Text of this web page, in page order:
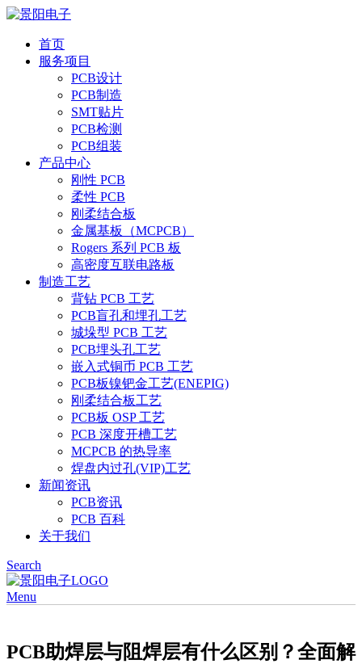
首页
服务项目
PCB设计
PCB制造
SMT贴片
PCB检测
PCB组装
产品中心
刚性 PCB
柔性 PCB
刚柔结合板
金属基板（MCPCB）
Rogers 系列 PCB 板
高密度互联电路板
制造工艺
背钻 PCB 工艺
PCB盲孔和埋孔工艺
城垛型 PCB 工艺
PCB埋头孔工艺
嵌入式铜币 PCB 工艺
PCB板镍钯金工艺(ENEPIG)
刚柔结合板工艺
PCB板 OSP 工艺
PCB 深度开槽工艺
MCPCB 的热导率
焊盘内过孔(VIP)工艺
新闻资讯
PCB资讯
PCB 百科
关于我们
Search
Menu
PCB助焊层与阻焊层有什么区别？全面解